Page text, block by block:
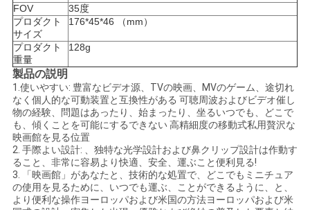
サ
イ
ト
マ
ッ
プ
FOV
35度
プロダクト
サイズ
176*45*46 （mm）
プロダクト
重量
128g
製品の説明
1.使いやすい: 豊富なビデオ源、TVの映画、MVのゲーム、途切れ
なく個人的な可動装置と互換性がある 可聴周波およびビデオ催し
物の経験、問題はあったり、始まったり、坐るいつでも、どこで
も、傾くことを可能にするできない 高精細度の移動式私用贅沢な
映画館を見る位置
2. 手際よい設計: 、独特な光学設計および鼻クリップ設計は作動す
ること、非常に容易より快適、安全、運ぶこと便利見る!
3. 「映画館」があなたと、技術的な処置で、どこでもミニチュア
の使用を見るために、いつでも運ぶ、ことができるように、と、
より便利な操作ヨーロッパおよび米国の方法ヨーロッパおよび米